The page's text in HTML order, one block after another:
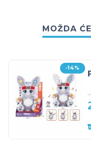
MOŽDA
-14%